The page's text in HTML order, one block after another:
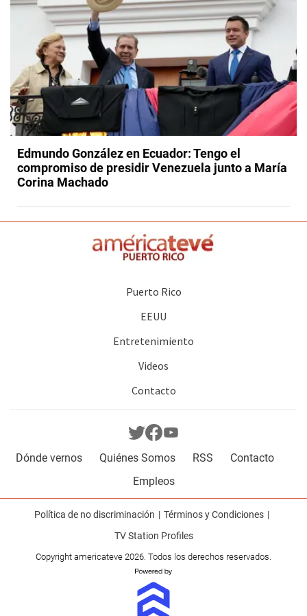
Edmundo González en Ecuador: Tengo el
compromiso de presidir Venezuela junto a María
Corina Machado
Puerto Rico
EEUU
Entretenimiento
Videos
Contacto
Dónde vernos Quiénes Somos RSS
Contacto
Empleos
Política de no discriminación
Términos y Condiciones
TV Station Profiles
Copyright americateve 2026. Todos los derechos reservados.